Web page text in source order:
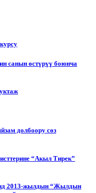
санын өстүрүү боюнча
долбоору сөз
“Акыл Тирек”
2013-жылдын “Жылдын